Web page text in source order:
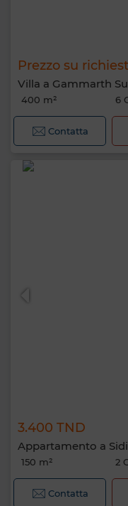
Prezzo su
Villa a Gammarth
400 m² 6
Contatta
3.400 TND
Appartamento a
150 m² 2
Contatta